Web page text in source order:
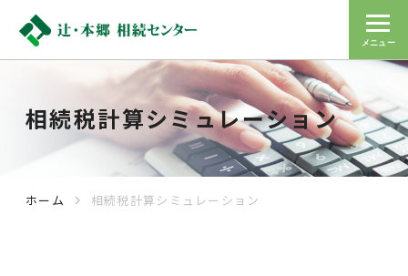
メニュー
相続税計算シミュレーション
ホーム navigate_next 相続税計算シミュレーション